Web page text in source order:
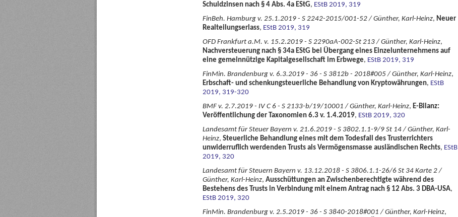
Schuldzinsen nach § 4 Abs. 4a EStG, EStB 2019, 319
FinBeh. Hamburg v. 25.1.2019 - S 2242-2015/001-52 / Günther, Karl-Heinz, Neuer
Realteilungserlass, EStB 2019, 319
OFD Frankfurt a.M. v. 15.2.2019 - S 2290aA-002-St 213 / Günther, Karl-Heinz,
Nachversteuerung nach § 34a EStG bei Übergang eines Einzelunternehmens auf
eine gemeinnützige Kapitalgesellschaft im Erbwege, EStB 2019, 319
FinMin. Brandenburg v. 6.3.2019 - 36 - S 3812b - 2018#005 / Günther, Karl-Heinz,
Erbschaft- und schenkungsteuerliche Behandlung von Kryptowährungen, EStB
2019, 319-320
BMF v. 2.7.2019 - IV C 6 - S 2133-b/19/10001 / Günther, Karl-Heinz, E-Bilanz:
Veröffentlichung der Taxonomien 6.3 v. 1.4.2019, EStB 2019, 320
Landesamt für Steuer Bayern v. 21.6.2019 - S 3802.1.1-9/9 St 14 / Günther, Karl-
Heinz, Steuerliche Behandlung eines mit dem Todesfall des Trusterrichters
unwiderruflich werdenden Trusts als Vermögensmasse ausländischen Rechts, EStB
2019, 320
Landesamt für Steuern Bayern v. 13.12.2018 - S 3806.1.1-26/6 St 34 Karte 2 /
Günther, Karl-Heinz, Ausschüttungen an Zwischenberechtigte während des
Bestehens des Trusts in Verbindung mit einem Antrag nach § 12 Abs. 3 DBA-USA,
EStB 2019, 320
FinMin. Brandenburg v. 2.5.2019 - 36 - S 3840-2018#001 / Günther, Karl-Heinz,